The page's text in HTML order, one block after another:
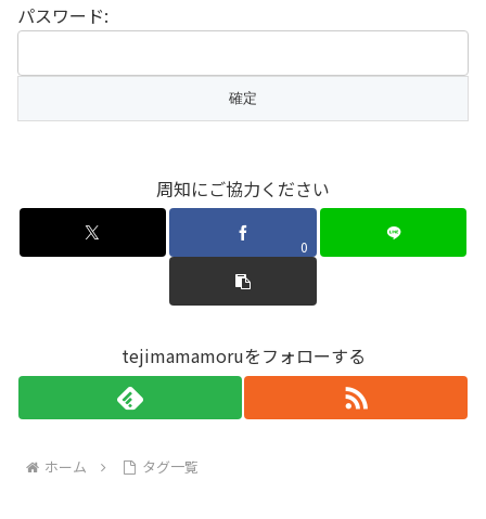
パスワード:
周知にご協力ください
0
tejimamamoruをフォローする
ホーム タグ一覧